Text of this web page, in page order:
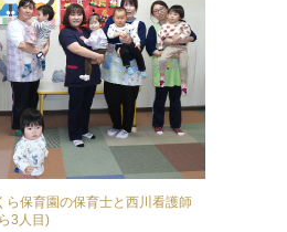
ら保育園の保育士と西川看護師
3人目)